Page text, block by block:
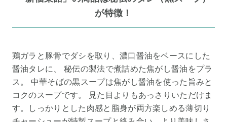
が特徴！
鶏ガラと豚骨でダシを取り、濃口醤油をベースにした
醤油タレに、 秘伝の製法で煮詰めた焦がし醤油をプラ
ス。 中華そばの黒スープは焦がし醤油を使った旨みと
コクのスープです。 見た目よりもあっさりいただけま
す。しっかりとした肉感と脂身が両方楽しめる薄切り